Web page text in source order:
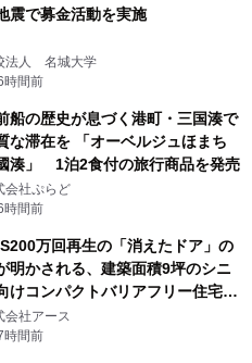
震で募金活動を実施
法人 名城大学
時間前
船の歴史が息づく港町・三国湊で
な滞在を 「オーベルジュほまち
湊」 1泊2食付の旅行商品を発売
会社ぷらど
時間前
万回再生の「消えたドア」の
明かされる、建築面積9坪のシニ
けコンパクトバリアフリー住宅が
会社アース
時間前